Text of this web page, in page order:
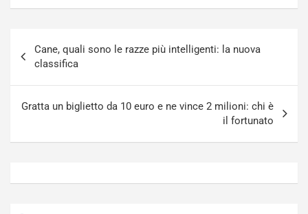
articoli
Cane, quali sono le razze più intelligenti: la nuova
classifica
Gratta un biglietto da 10 euro e ne vince 2 milioni: chi è
il fortunato